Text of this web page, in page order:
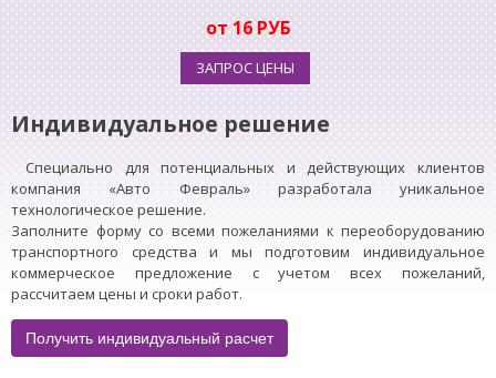
от 16 РУБ
ЗАПРОС ЦЕНЫ
Индивидуальное решение
Специально для потенциальных и действующих клиентов
компания «Авто Февраль» разработала уникальное
технологическое решение.
Заполните форму со всеми пожеланиями к переоборудованию
транспортного средства и мы подготовим индивидуальное
коммерческое предложение с учетом всех пожеланий,
рассчитаем цены и сроки работ.
Получить индивидуальный расчет